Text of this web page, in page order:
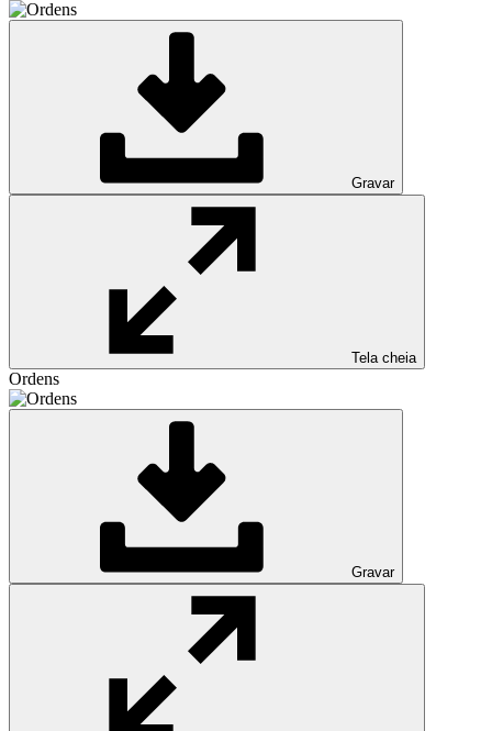
Gravar
Tela cheia
Ordens
Gravar